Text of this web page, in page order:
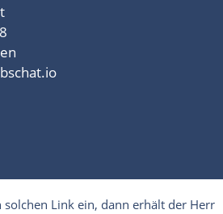
Link ein, dann erhält der Herr